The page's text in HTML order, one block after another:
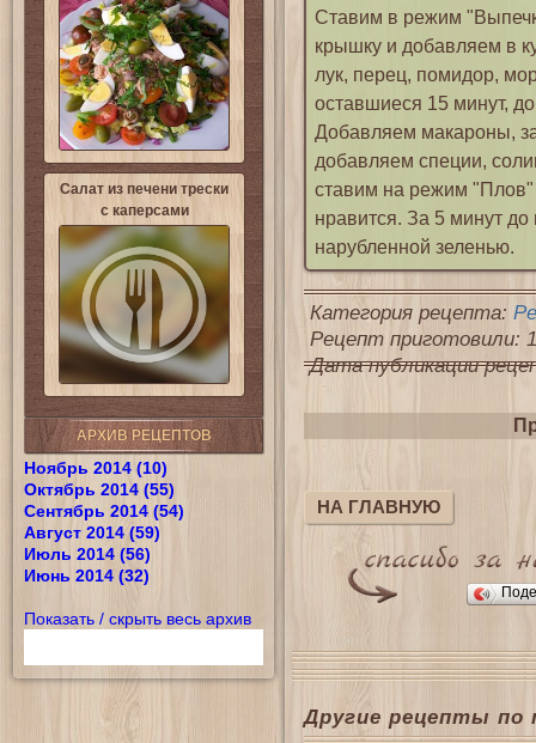
Салат из печени трески
с каперсами
АРХИВ РЕЦЕПТОВ
Ноябрь 2014 (10)
Октябрь 2014 (55)
Сентябрь 2014 (54)
Август 2014 (59)
Июль 2014 (56)
Июнь 2014 (32)
Показать / скрыть весь архив
Ставим в режим
крышку и добавляем в
лук, перец, помидор,
оставшиеся 15 минут,
Добавляем макароны,
добавляем специи,
ставим на режим "Плов"
нравится. За 5 минут до
нарубленной зеленью.
Категория рецепта:
Рецепт приготовили:
Дата публикации
НА ГЛАВНУЮ
Другие рецепты по